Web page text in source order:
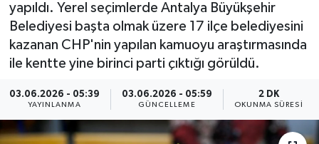
yapıldı. Yerel seçimlerde Antalya Büyükşehir
Belediyesi başta olmak üzere 17 ilçe belediyesini
kazanan CHP'nin yapılan kamuoyu araştırmasında
ile kentte yine birinci parti çıktığı görüldü.
03.06.2026 - 05:39
YAYINLANMA
03.06.2026 - 05:59
GÜNCELLEME
2 DK
OKUNMA SÜRESI
Yaşam
Asayiş
Dünya
Eğitim
Son Dakika Haberleri
Haber Arşivi